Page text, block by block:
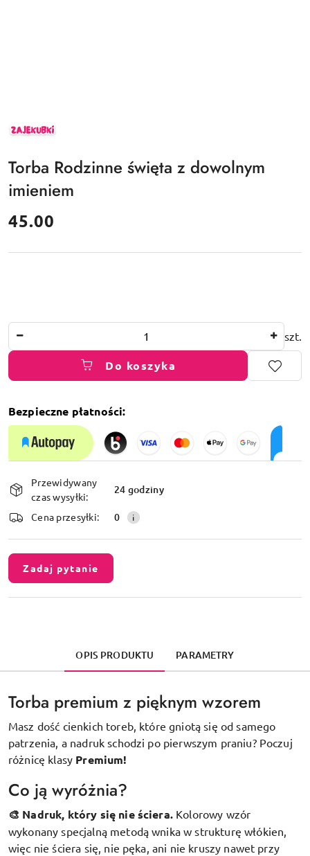
ZAJEKUBKI
Torba Rodzinne święta z dowolnym
imieniem
cena:
45.00
szt.
Do koszyka
Bezpieczne płatności:
Dostępność
i
dostawa
Przewidywany
czas wysyłki:
24 godziny
Cena przesyłki: 0
Zadaj pytanie
OPIS PRODUKTU PARAMETRY
Torba premium z pięknym wzorem
Masz dość cienkich toreb, które gniotą się od samego
patrzenia, a nadruk schodzi po pierwszym praniu? Poczuj
różnicę klasy Premium!
Co ją wyróżnia?
🎨 Nadruk, który się nie ściera. Kolorowy wzór
wykonany specjalną metodą wnika w strukturę włókien,
więc nie ściera się, nie pęka, ani nie kruszy nawet przy